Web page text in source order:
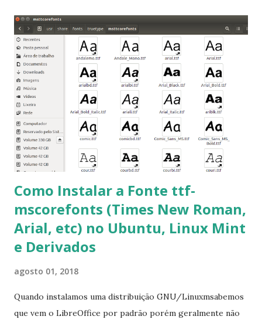
que contém essas fontes. Ao instalar o GNU/Linux abra o
terminal e execute o comando: $ sudo apt-get install ttf-
mscorefonts-installer Leia os termos de uso e avance
clicando em “Ok” Agora aceite os termos de uso clicando
em “Sim” Pronto agora abra o LibreOffice e veja se as
fontes Times New Roman, Arial estão instaladas. Caso
ocorra algum erro ou precisa reinstalar, execute: $ sudo
apt-get install --reinstall ttf-mscorefonts-installer
Como Instalar a Fonte ttf-
mscorefonts (Times New Roman,
Arial, etc) no Ubuntu, Linux Mint
e Derivados
agosto 01, 2018
Quando instalamos uma distribuição GNU/Linuxmsabemos
que vem o LibreOffice por padrão porém geralmente não